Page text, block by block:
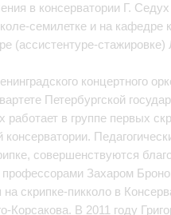
в консерватории Г.
семилетке и на
(ассистентуре-
концертного
Петербургской
работает в группе первых
консерватории.
совершенствуются
профессорами Захаром
на скрипке-пикколо в
Корсакова. В 2011 году